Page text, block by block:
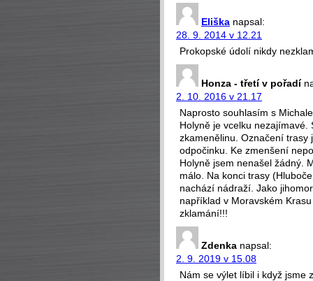
Eliška napsal:
28. 9. 2014 v 12.21
Prokopské údolí nikdy
Honza - třetí v pořadí
2. 10. 2016 v 21.17
Naprosto souhlasím s
Holyně je vcelku
zkamenělinu. Označení trasy
odpočinku. Ke zmenšení
Holyně jsem nenašel žádný.
málo. Na konci trasy
nachází nádraží. Jako
například v Moravském
zklamání!!!
Zdenka napsal:
2. 9. 2019 v 15.08
Nám se výlet líbil i když jsme